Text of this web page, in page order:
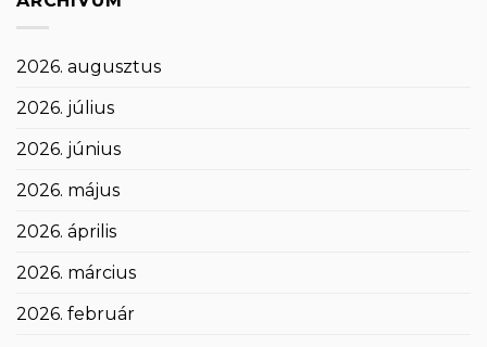
2026. augusztus
2026. július
2026. június
2026. május
2026. április
2026. március
2026. február